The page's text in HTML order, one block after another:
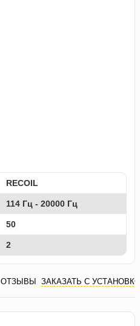
RECOIL
114 Гц - 20000 Гц
50
2
ОТЗЫВЫ ЗАКАЗАТЬ С